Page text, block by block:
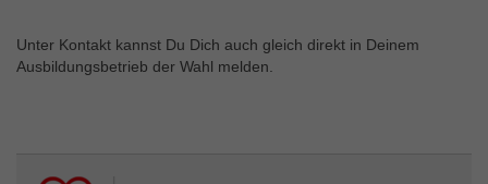
Unter Kontakt kannst Du Dich auch gleich direkt in Deinem
Ausbildungsbetrieb der Wahl melden.